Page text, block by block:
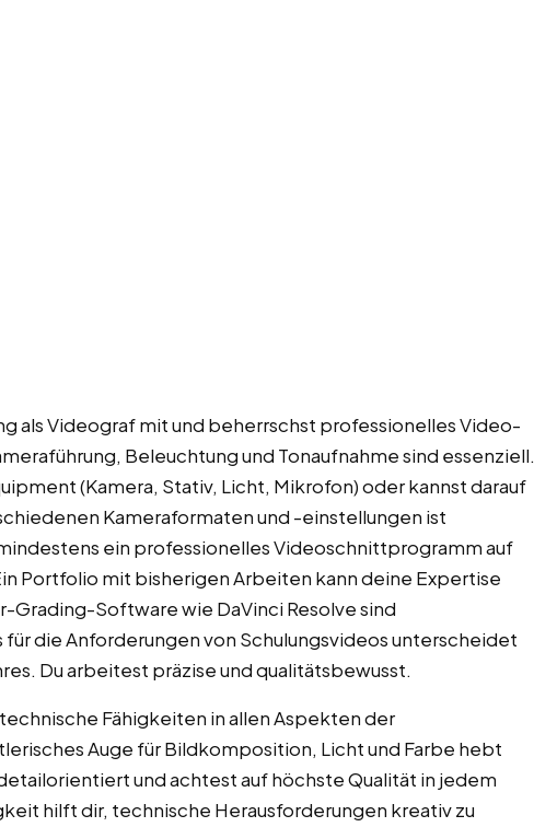
als Videograf mit und beherrschst professionelles Video-
Beleuchtung und Tonaufnahme sind essenziell.
(Kamera, Stativ, Licht, Mikrofon) oder kannst darauf
Kameraformaten und -einstellungen ist
ein professionelles Videoschnittprogramm auf
Portfolio mit bisherigen Arbeiten kann deine Expertise
Grading-Software wie DaVinci Resolve sind
die Anforderungen von Schulungsvideos unterscheidet
Du arbeitest präzise und qualitätsbewusst.
Fähigkeiten in allen Aspekten der
Auge für Bildkomposition, Licht und Farbe hebt
und achtest auf höchste Qualität in jedem
hilft dir, technische Herausforderungen kreativ zu